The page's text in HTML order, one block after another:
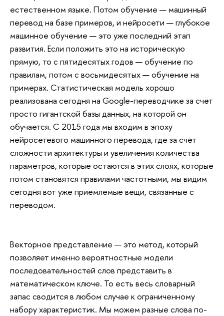
естественном языке. Потом обучение — машинный
перевод на базе примеров, и нейросети — глубокое
машинное обучение — это уже последний этап
развития. Если положить это на историческую
прямую, то с пятидесятых годов — обучение по
правилам, потом с восьмидесятых — обучение на
примерах. Статистическая модель хорошо
реализована сегодня на Google-переводчике за счёт
просто гигантской базы данных, на которой он
обучается. С 2015 года мы входим в эпоху
нейросетевого машинного перевода, где за счёт
сложности архитектуры и увеличения количества
параметров, которые остаются в этих слоях, которые
потом становятся правилами частотными, мы видим
сегодня вот уже приемлемые вещи, связанные с
переводом.
Векторное представление — это метод, который
позволяет именно вероятностные модели
последовательностей слов представить в
математическом ключе. То есть весь словарный
запас сводится в любом случае к ограниченному
набору характеристик. Мы можем разные слова по-